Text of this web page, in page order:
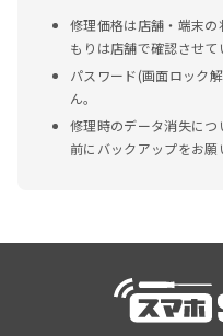
修理価格は店舗・端末
もりは店舗で確認させて
パスワード(画面ロック
ん。
修理時のデータ消失に
前にバックアップをお願